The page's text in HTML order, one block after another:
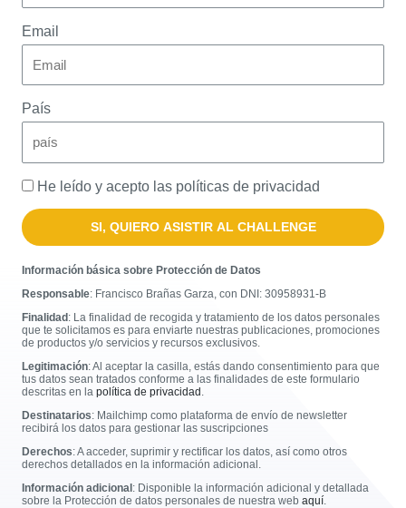
Email
País
He leído y acepto las políticas de privacidad
SI, QUIERO ASISTIR AL CHALLENGE
Información básica sobre Protección de Datos
Responsable: Francisco Brañas Garza, con DNI: 30958931-B
Finalidad: La finalidad de recogida y tratamiento de los datos personales
que te solicitamos es para enviarte nuestras publicaciones, promociones
de productos y/o servicios y recursos exclusivos.
Legitimación: Al aceptar la casilla, estás dando consentimiento para que
tus datos sean tratados conforme a las finalidades de este formulario
descritas en la política de privacidad
Destinatarios: Mailchimp como plataforma de envío de newsletter
recibirá los datos para gestionar las suscripciones
Derechos: A acceder, suprimir y rectificar los datos, así como otros
derechos detallados en la información adicional.
Información adicional: Disponible la información adicional y detallada
sobre la Protección de datos personales de nuestra web aquí